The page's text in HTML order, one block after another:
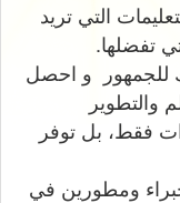
التي تريد
تفضلها.
للجمهور و احصل
والتطوير
فقط، بل توفر
ومطورين في